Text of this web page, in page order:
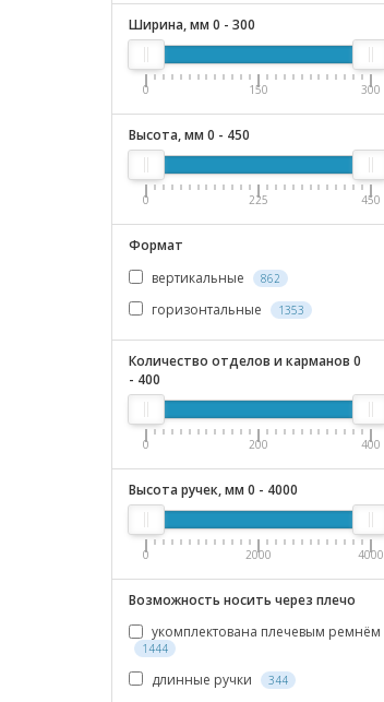
Ширина, мм 0 - 300
0 150 300
Высота, мм 0 - 450
0 225 450
Формат
вертикальные
862
горизонтальные 1353
Количество отделов и карманов 0
- 400
0 200 400
Высота ручек, мм 0 - 4000
0 2000 4000
Возможность носить через плечо
укомплектована плечевым ремнём
1444
длинные ручки 344